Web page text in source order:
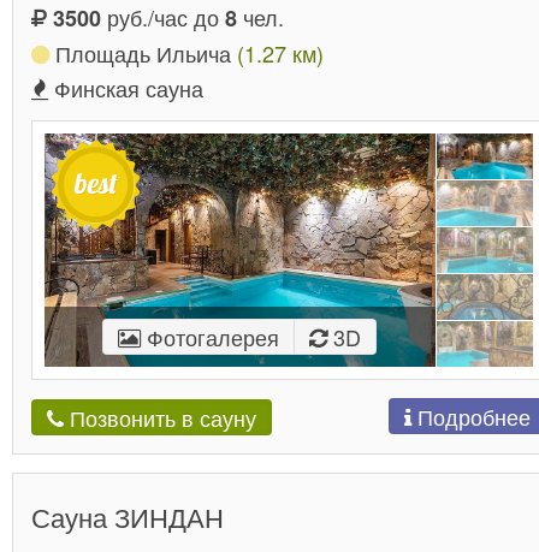
3500 руб./час до8 чел.
Площадь Ильича (1.27 км)
Финская сауна
Фотогалерея 3D
Позвонить в сауну Подробнее
Сауна ЗИНДАН